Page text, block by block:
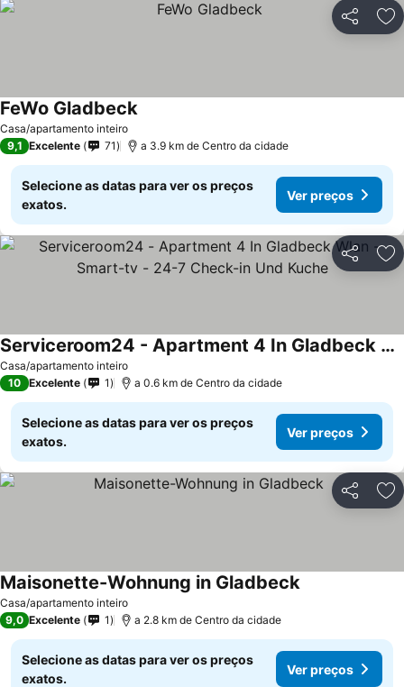
Partilhar
Casa/apartamento inteiro
FeWo Gladbeck
9,1 Excelente 71 a 3.9 km de Centro da cidade
Selecione as datas para ver os preços
exatos.
Ver preços
Partilhar
Casa/apartamento inteiro
Serviceroom24 - Apartment 4 In Gladbeck Wlan - Smart-tv - 24-7 Check-in Und Kuche
10 Excelente 1 a 0.6 km de Centro da cidade
Selecione as datas para ver os preços
exatos.
Ver preços
Partilhar
Casa/apartamento inteiro
Maisonette-Wohnung in Gladbeck
9,0 Excelente 1 a 2.8 km de Centro da cidade
Selecione as datas para ver os preços
exatos.
Ver preços